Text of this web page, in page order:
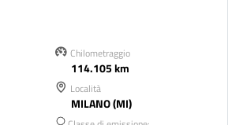
Chilometraggio
114.105 km
Località
MILANO (MI)